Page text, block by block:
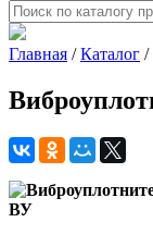
Главная / Каталог /